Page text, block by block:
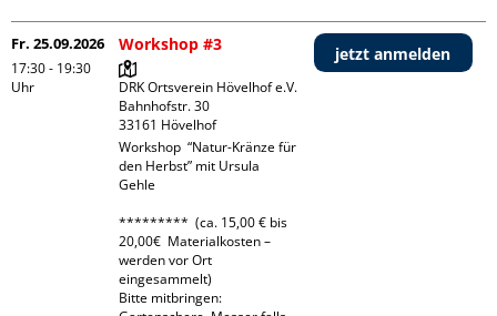
Fr. 25.09.2026
17:30 - 19:30
Uhr
Workshop #3
DRK Ortsverein Hövelhof e.V.
Bahnhofstr. 30
33161 Hövelhof
Workshop  “Natur-Kränze für
den Herbst” mit Ursula
Gehle
*********  (ca. 15,00 € bis
20,00€  Materialkosten –
werden vor Ort
eingesammelt)
Bitte mitbringen:
jetzt anmelden